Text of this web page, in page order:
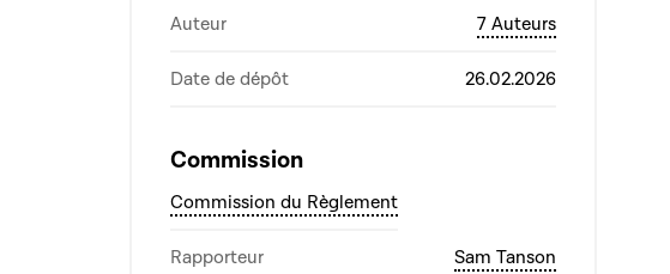
Auteur 7 Auteurs
Date de dépôt 26.02.2026
Commission
Commission du Règlement
Rapporteur Sam Tanson